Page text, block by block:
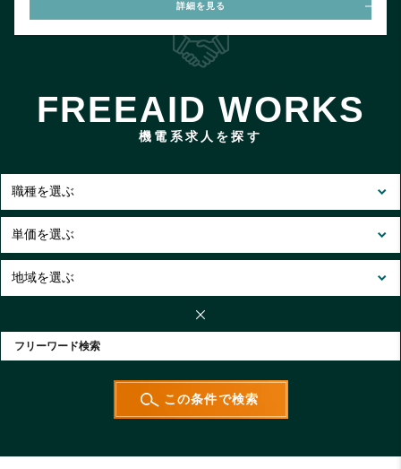
詳細を見る
FREEAID WORKS
機電系求人を探す